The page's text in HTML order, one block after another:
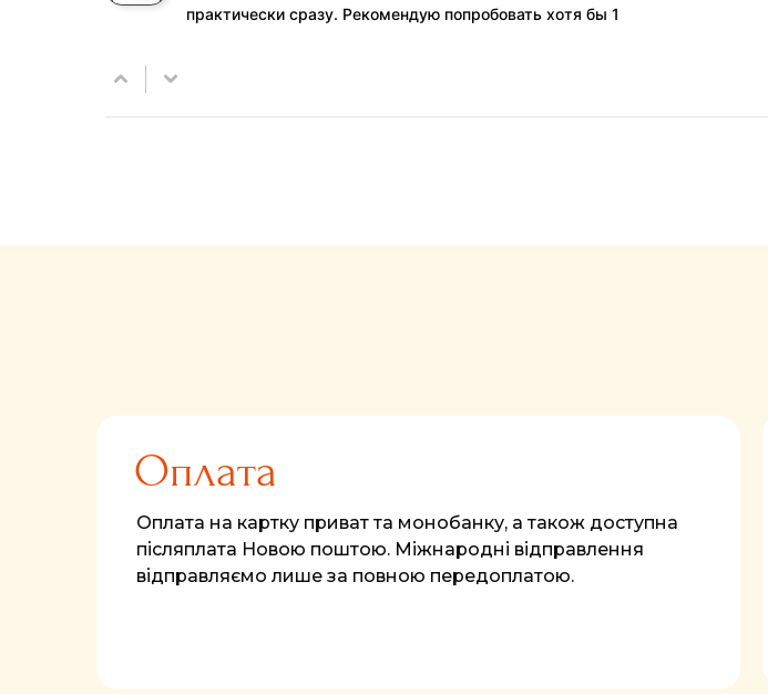
практически сразу. Рекомендую попробовать хотя бы 1
Оплата
Оплата на картку приват та монобанку, а також доступна
післяплата Новою поштою. Міжнародні відправлення
відправляємо лише за повною передоплатою.